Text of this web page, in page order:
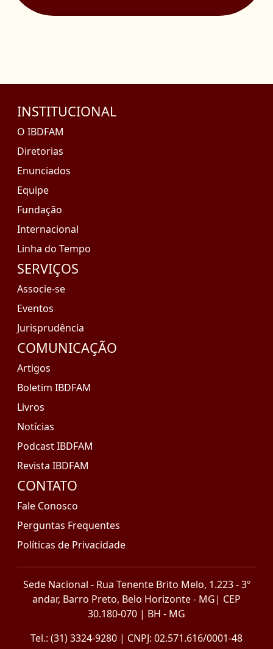
INSTITUCIONAL
O IBDFAM
Diretorias
Enunciados
Equipe
Fundação
Internacional
Linha do Tempo
SERVIÇOS
Associe-se
Eventos
Jurisprudência
COMUNICAÇÃO
Artigos
Boletim IBDFAM
Livros
Notícias
Podcast IBDFAM
Revista IBDFAM
CONTATO
Fale Conosco
Perguntas Frequentes
Políticas de Privacidade
Sede Nacional - Rua Tenente Brito Melo, 1.223 - 3º
andar, Barro Preto, Belo Horizonte - MG| CEP
30.180-070 | BH - MG
Tel.: (31) 3324-9280 | CNPJ: 02.571.616/0001-48